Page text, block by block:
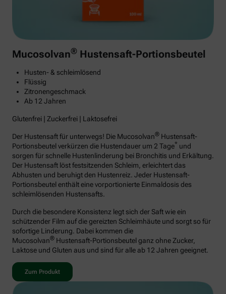
Mucosolvan® Hustensaft-Portionsbeutel
Husten- & schleimlösend
Flüssig
Zitronengeschmack
Ab 12 Jahren
Glutenfrei | Zuckerfrei | Laktosefrei
Der Hustensaft für unterwegs! Die Mucosolvan® Hustensaft-
Portionsbeutel verkürzen die Hustendauer um 2 Tage* und
sorgen für schnelle Hustenlinderung bei Bronchitis und Erkältung.
Der Hustensaft löst festsitzenden Schleim, erleichtert das
Abhusten und beruhigt den Hustenreiz. Jeder Hustensaft-
Portionsbeutel enthält eine vorportionierte Einmaldosis des
schleimlösenden Hustensafts.
Durch die besondere Konsistenz legt sich der Saft wie ein
schützender Film auf die gereizten Schleimhäute und sorgt so für
sofortige Linderung. Dabei kommen die
Mucosolvan® Hustensaft-Portionsbeutel ganz ohne Zucker,
Laktose und Gluten aus und sind für alle ab 12 Jahren geeignet.
Zum Produkt